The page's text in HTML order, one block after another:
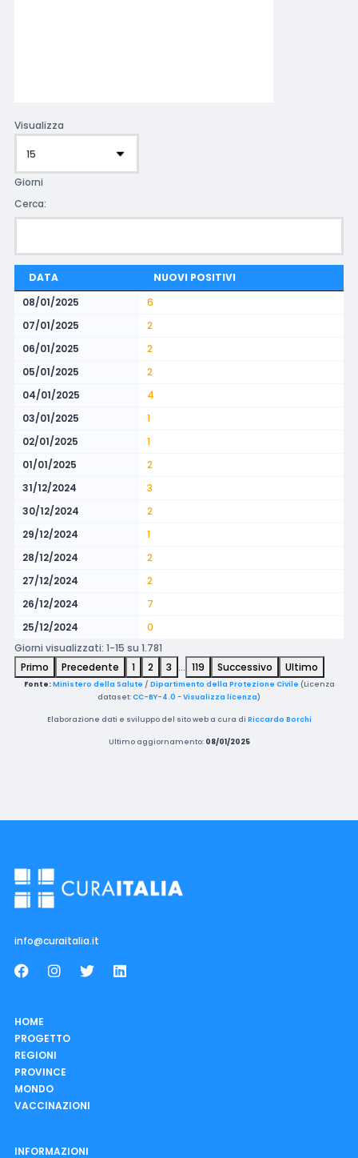
Visualizza
Giorni
Cerca:
DATA
NUOVI POSITIVI
08/01/2025
6
07/01/2025
2
06/01/2025
2
05/01/2025
2
04/01/2025
4
03/01/2025
1
02/01/2025
1
01/01/2025
2
31/12/2024
3
30/12/2024
2
29/12/2024
1
28/12/2024
2
27/12/2024
2
26/12/2024
7
25/12/2024
0
Giorni visualizzati: 1-15 su 1.781
Primo
Precedente 1 2 3 … 119 Successivo Ultimo
Fonte: Ministero della Salute / Dipartimento della Protezione Civile (Licenza
dataset:CC-BY-4.0 -Visualizza licenza)
Elaborazione dati e sviluppo del sito web a cura di Riccardo Borchi
Ultimo aggiornamento: 08/01/2025
info@curaitalia.it
HOME
PROGETTO
REGIONI
PROVINCE
MONDO
VACCINAZIONI
INFORMAZIONI